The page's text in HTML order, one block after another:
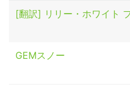
[翻訳] リリー・ホワイト
GEMスノー